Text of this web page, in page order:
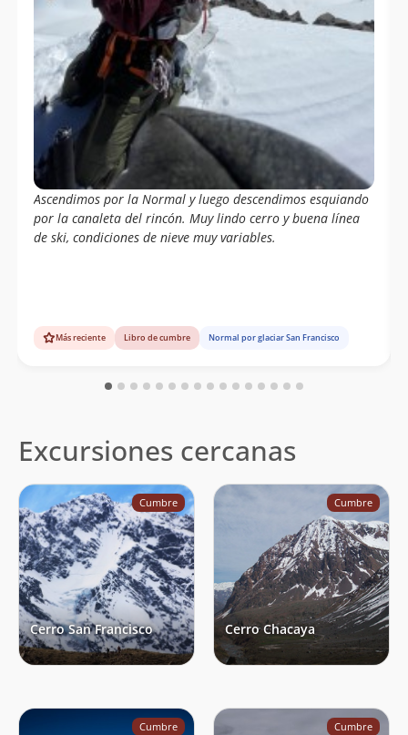
Ascendimos por la Normal y luego descendimos esquiando
por la canaleta del rincón. Muy lindo cerro y buena línea
de ski, condiciones de nieve muy variables.
Más reciente Libro de cumbre Normal por glaciar San Francisco
Excursiones cercanas
Cumbre
Cerro San Francisco
Cumbre
Cerro Chacaya
Cumbre Cumbre